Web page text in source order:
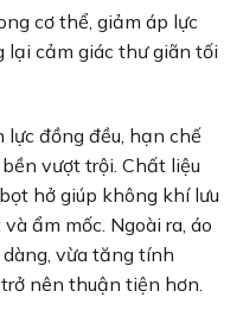
cơ thể, giảm áp lực
lại cảm giác thư giãn tối
đồng đều, hạn chế
vượt trội. Chất liệu
hở giúp không khí lưu
ẩm mốc. Ngoài ra, áo
vừa tăng tính
nên thuận tiện hơn.